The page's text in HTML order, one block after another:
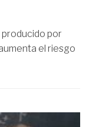
por
el riesgo